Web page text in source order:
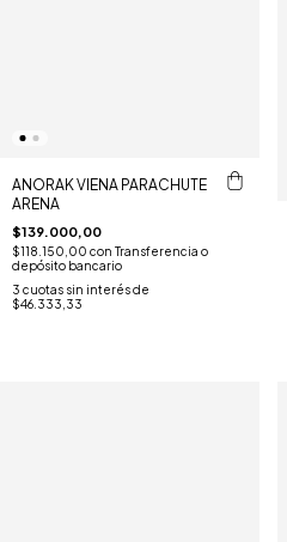
ANORAK VIENA PARACHUTE
ARENA
$139.000,00
$118.150,00 con Transferencia o
depósito bancario
3 cuotas sin interés de
$46.333,33